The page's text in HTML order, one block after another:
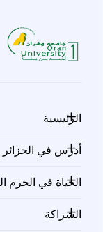
الرئيسية
أدرس في الجزائر
الحياة في الحرم
الشراكة